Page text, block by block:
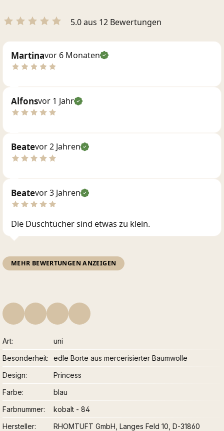
5.0 aus 12 Bewertungen
Martinavor 6 Monaten
Alfonsvor 1 Jahr
Beatevor 2 Jahren
Beatevor 3 Jahren
Die Duschtücher sind etwas zu klein.
MEHR BEWERTUNGEN ANZEIGEN
Art
uni
Besonderheit
edle Borte aus mercerisierter Baumwolle
Design
Princess
Farbe
blau
Farbnummer
kobalt - 84
Hersteller
RHOMTUFT GmbH, Langes Feld 10, D-31860